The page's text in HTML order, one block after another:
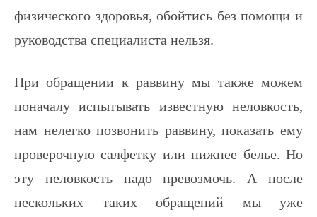
физического здоровья, обойтись без помощи и
руководства специалиста нельзя.
При обращении к раввину мы также можем
поначалу испытывать известную неловкость,
нам нелегко позвонить раввину, показать ему
проверочную салфетку или нижнее белье. Но
эту неловкость надо превозмочь. А после
нескольких таких обращений мы уже